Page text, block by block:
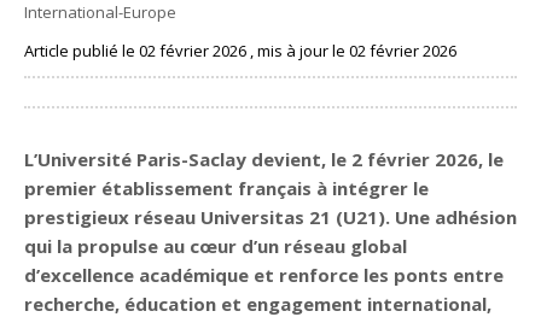
International-Europe
Article publié le 02 février 2026 , mis à jour le 02 février 2026
L’Université Paris-Saclay devient, le 2 février 2026, le
premier établissement français à intégrer le
prestigieux réseau Universitas 21 (U21). Une adhésion
qui la propulse au cœur d’un réseau global
d’excellence académique et renforce les ponts entre
recherche, éducation et engagement international,